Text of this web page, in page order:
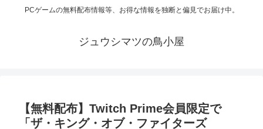
PCゲームの無料配布情報等、お得な情報を独断と偏見でお届け中。
ジュウシマツの鳥小屋
【無料配布】Twitch Prime会員限定で
「ザ・キング・オブ・ファイターズ